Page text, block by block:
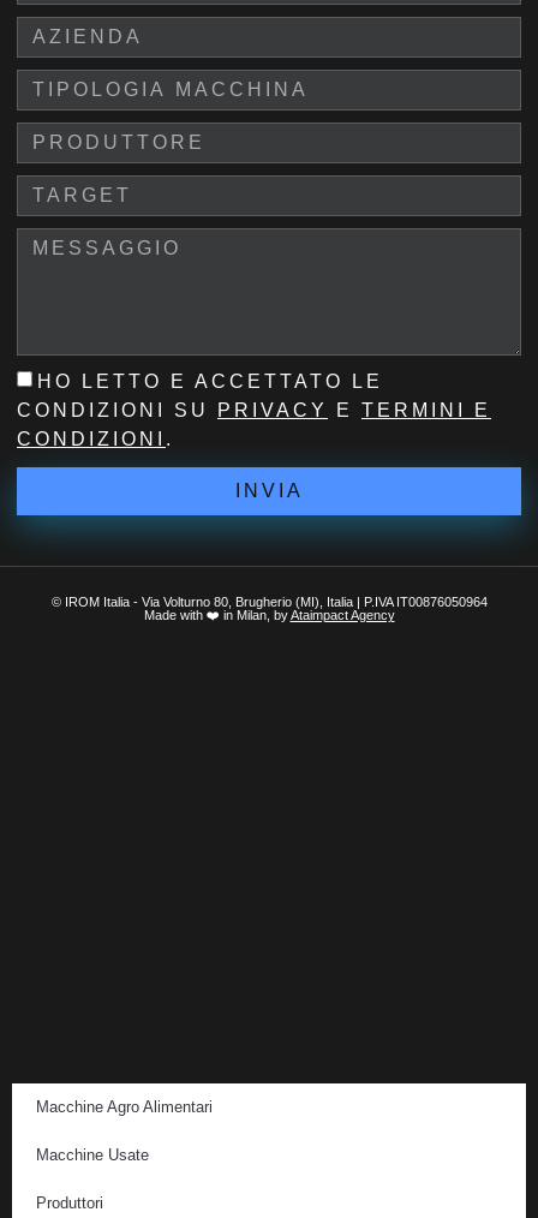
HO LETTO E ACCETTATO LE
CONDIZIONI SU
PRIVACY E TERMINI E
CONDIZIONI .
INVIA
© IROM Italia - Via Volturno 80, Brugherio (MI), Italia | P.IVA IT00876050964
Made with ❤️ in Milan, byAtaimpact Agency
Macchine Agro Alimentari
Macchine Usate
Produttori